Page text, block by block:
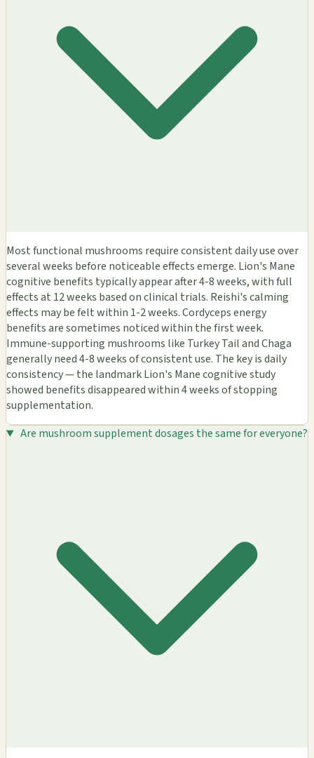
Most functional mushrooms require consistent daily use over
several weeks before noticeable effects emerge. Lion's Mane
cognitive benefits typically appear after 4-8 weeks, with full
effects at 12 weeks based on clinical trials. Reishi's calming
effects may be felt within 1-2 weeks. Cordyceps energy
benefits are sometimes noticed within the first week.
Immune-supporting mushrooms like Turkey Tail and Chaga
generally need 4-8 weeks of consistent use. The key is daily
consistency — the landmark Lion's Mane cognitive study
showed benefits disappeared within 4 weeks of stopping
supplementation.
Are mushroom supplement dosages the same for everyone?